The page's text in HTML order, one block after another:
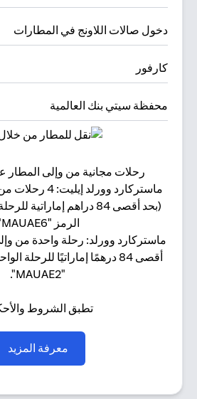
دخول صالات اللاونج في المطارات
كارفور
محفظة سيتي بنك العالمية
رحلات مجانية من وإلى المطار
ماستركارد وورلد
(بحد أقصى 84 دراهم
الرمز "MAUAE6".
ماستركارد وورلد: رحلة واحدة من
أقصى 84 درهمًا إماراتيًا للرحلة
"MAUAE2".
تطبق الشروط
معرفة المزيد